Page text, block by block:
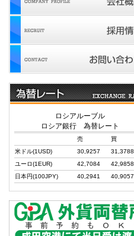
ロシアルーブル
ロシア銀行 為替レート
売
買
米ドル(1USD)
30,9257
31,3788
ユーロ(1EUR)
42,7084
42,9858
日本円(100JPY)
40,2941 40,9057